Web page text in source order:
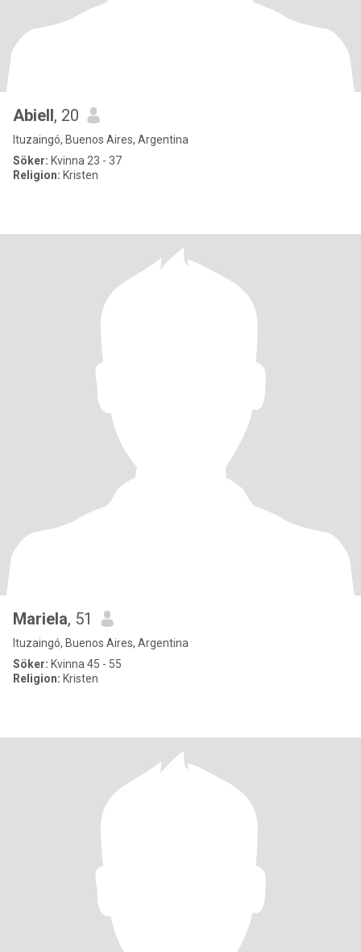
Abiell, 20
Ituzaingó, Buenos Aires, Argentina
Söker: Kvinna 23 - 37
Religion: Kristen
Mariela, 51
Ituzaingó, Buenos Aires, Argentina
Söker: Kvinna 45 - 55
Religion: Kristen